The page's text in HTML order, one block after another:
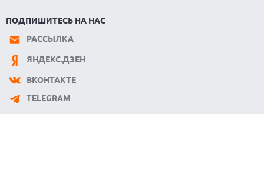
ПОДПИШИТЕСЬ НА НАС
РАССЫЛКА
ЯНДЕКС.ДЗЕН
ВКОНТАКТЕ
TELEGRAM